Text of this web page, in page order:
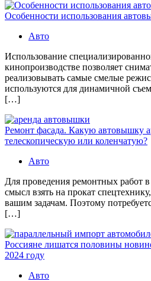
Особенности использования
Авто
Использование
кинопроизводстве позволяет
реализовывать самые смелые
используются для динамичной
[…]
Ремонт фасада. Какую автовышку
телескопическую или коленчатую?
Авто
Для проведения ремонтных работ
смысл взять на прокат
вашим задачам. Поэтому
[…]
Россияне лишатся половины
2024 году
Авто